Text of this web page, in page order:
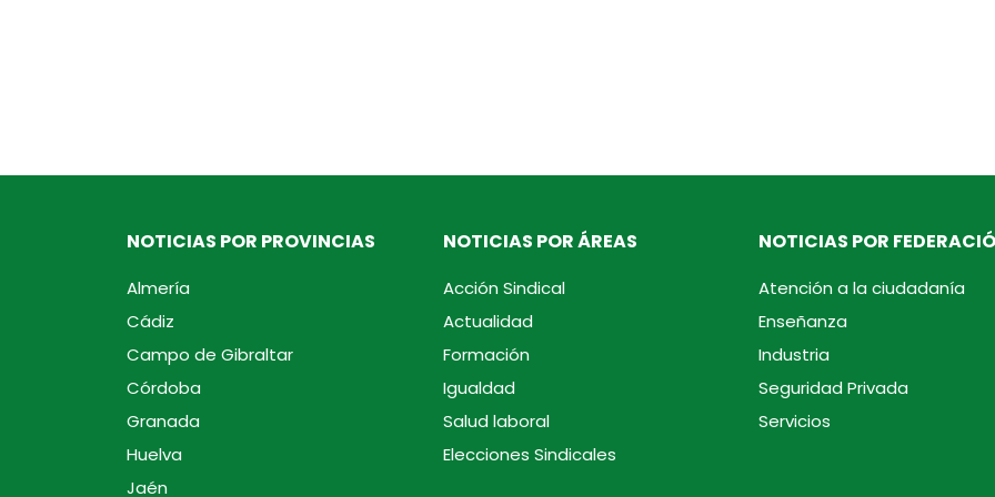
NOTICIAS POR PROVINCIAS
Almería
Cádiz
Campo de Gibraltar
Córdoba
Granada
Huelva
Jaén
NOTICIAS POR ÁREAS
Acción Sindical
Actualidad
Formación
Igualdad
Salud laboral
Elecciones Sindicales
NOTICIAS POR
Atención a la ciudadanía
Enseñanza
Industria
Seguridad Privada
Servicios